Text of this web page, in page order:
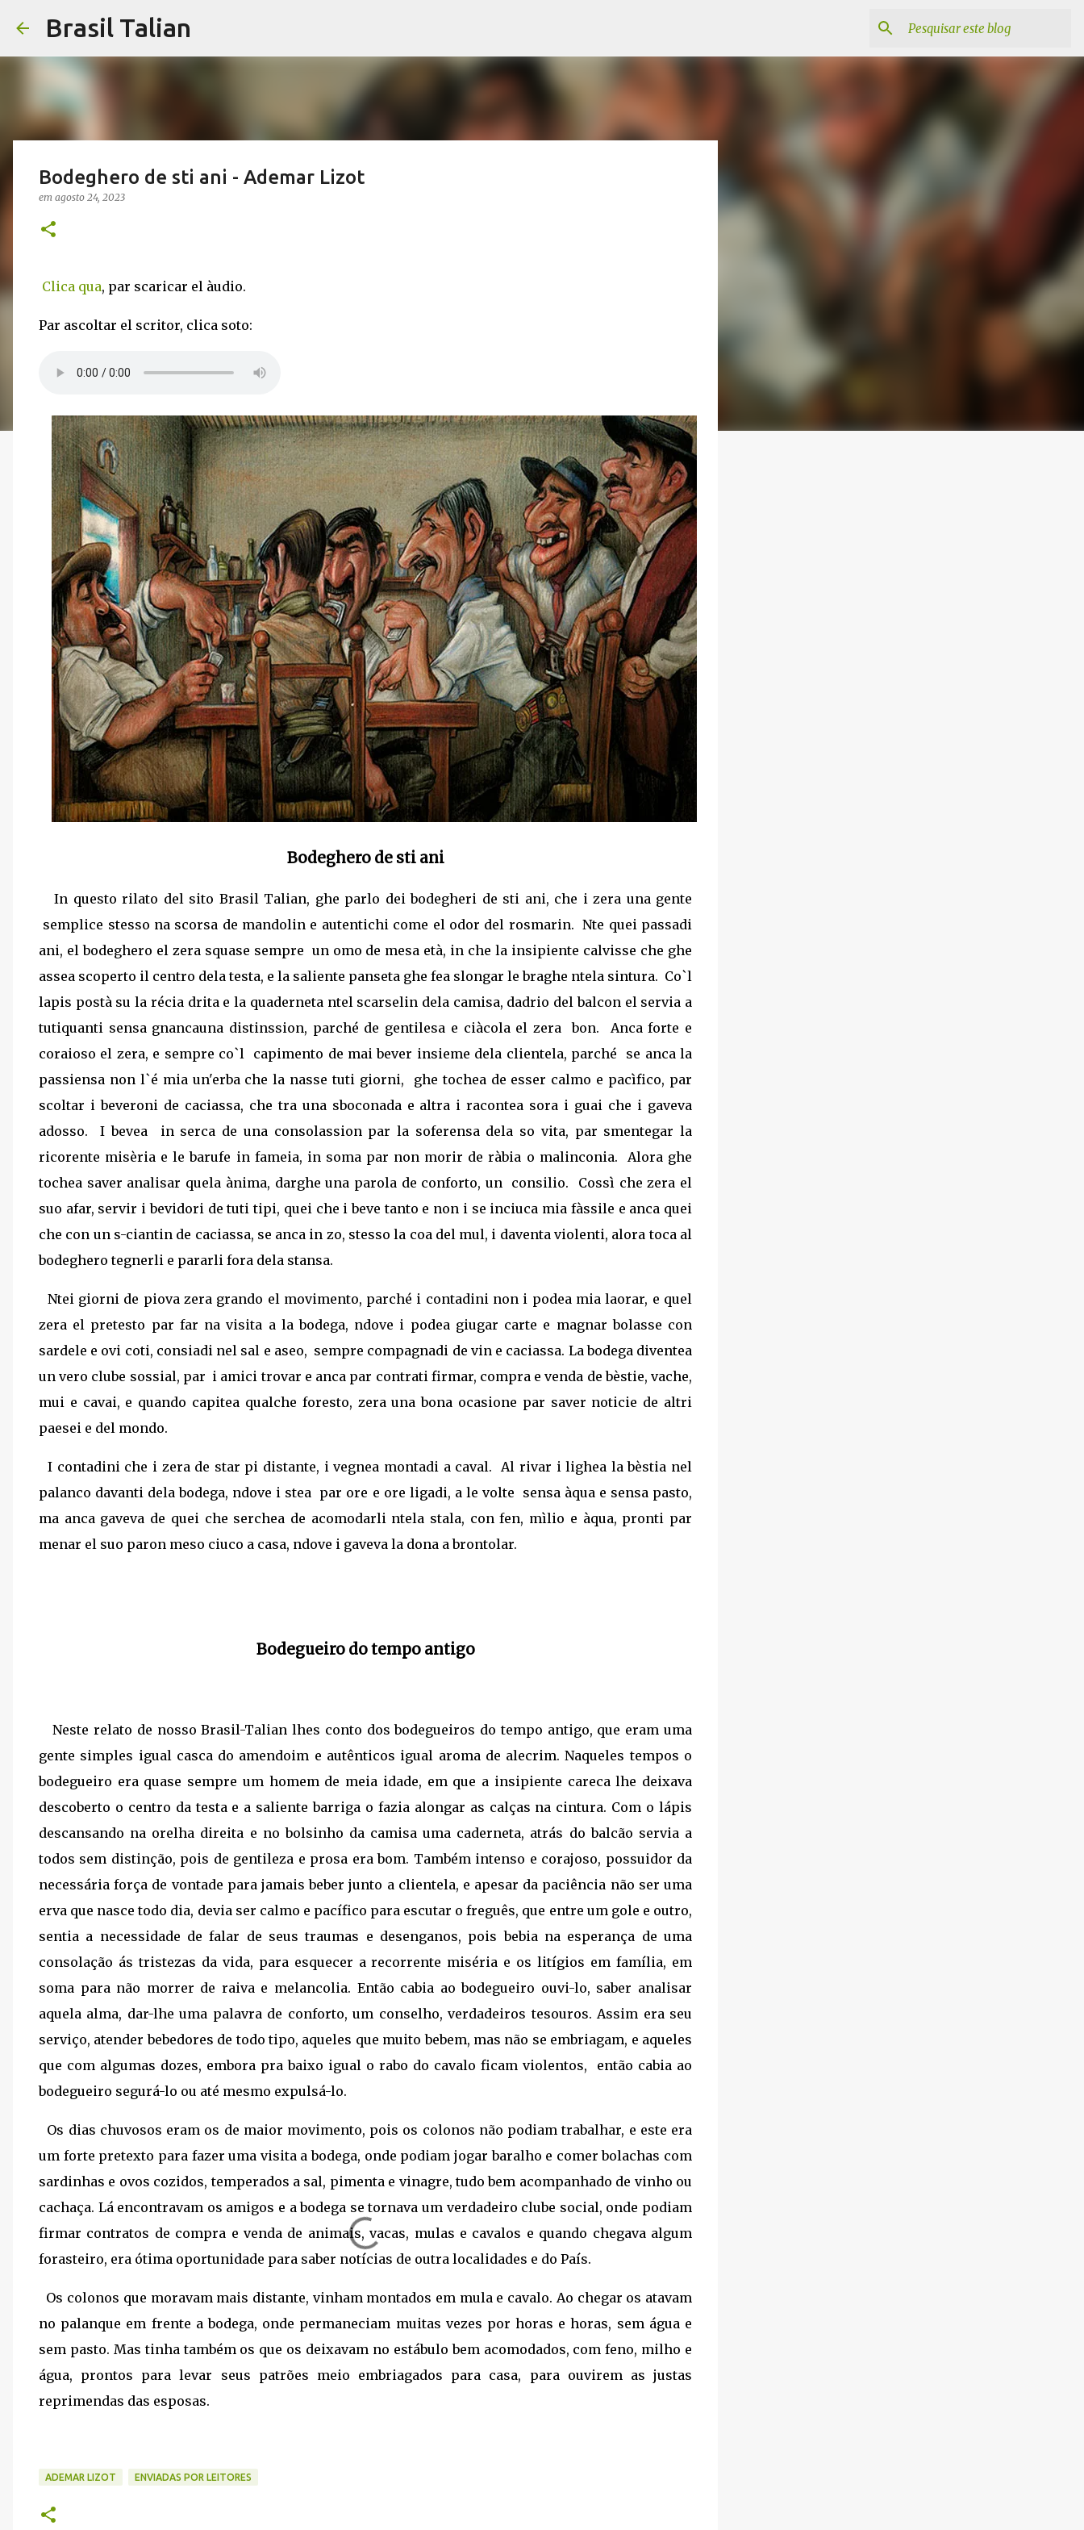
Brasil Talian
Bodeghero de sti ani - Ademar Lizot
em agosto 24, 2023
Clica qua, par scaricar el àudio.
Par ascoltar el scritor, clica soto:
Bodeghero de sti ani
In questo rilato del sito Brasil Talian, ghe parlo dei bodegheri de sti ani, che i zera una gente
semplice stesso na scorsa de mandolin e autentichi come el odor del rosmarin. Nte quei passadi
ani, el bodeghero el zera squase sempre un omo de mesa età, in che la insipiente calvisse che ghe
assea scoperto il centro dela testa, e la saliente panseta ghe fea slongar le braghe ntela sintura. Co`l
lapis postà su la récia drita e la quaderneta ntel scarselin dela camisa, dadrio del balcon el servia a
tutiquanti sensa gnancauna distinssion, parché de gentilesa e ciàcola el zera
bon.
Anca forte e
coraioso el zera, e sempre co`l capimento de mai bever insieme dela clientela, parché
se anca la
passiensa non l`é mia un'erba che la nasse tuti giorni,
ghe tochea de esser calmo e pacìfico, par
scoltar i beveroni de caciassa, che tra una sboconada e altra i racontea sora i guai che i gaveva
adosso.
I bevea
in serca de una consolassion par la soferensa dela so vita, par smentegar la
ricorente misèria e le barufe in fameia, in soma par non morir de ràbia o malinconia.
Alora ghe
tochea saver analisar quela ànima, darghe una parola de conforto, un consilio.
Cossì che zera el
suo afar, servir i bevidori de tuti tipi, quei che i beve tanto e non i se inciuca mia fàssile e anca quei
che con un s-ciantin de caciassa, se anca in zo, stesso la coa del mul, i daventa violenti, alora toca al
bodeghero tegnerli e pararli fora dela stansa.
Ntei giorni de piova zera grando el movimento, parché i contadini non i podea mia laorar, e quel
zera el pretesto par far na visita a la bodega, ndove i podea giugar carte e magnar bolasse con
sardele e ovi coti, consiadi nel sal e aseo, sempre compagnadi de vin e caciassa. La bodega diventea
un vero clube sossial, par i amici trovar e anca par contrati firmar, compra e venda de bèstie, vache,
mui e cavai, e quando capitea qualche foresto, zera una bona ocasione par saver noticie de altri
paesei e del mondo.
I contadini che i zera de star pi distante, i vegnea montadi a caval.
Al rivar i lighea la bèstia nel
palanco davanti dela bodega, ndove i stea par ore e ore ligadi, a le volte sensa àqua e sensa pasto,
ma anca gaveva de quei che serchea de acomodarli ntela stala, con fen, mìlio e àqua, pronti par
menar el suo paron meso ciuco a casa, ndove i gaveva la dona a brontolar.
Bodegueiro do tempo antigo
Neste relato de nosso Brasil-Talian lhes conto dos bodegueiros do tempo antigo, que eram uma
gente simples igual casca do amendoim e autênticos igual aroma de alecrim. Naqueles tempos o
bodegueiro era quase sempre um homem de meia idade, em que a insipiente careca lhe deixava
descoberto o centro da testa e a saliente barriga o fazia alongar as calças na cintura. Com o lápis
descansando na orelha direita e no bolsinho da camisa uma caderneta, atrás do balcão servia a
todos sem distinção, pois de gentileza e prosa era bom. Também intenso e corajoso, possuidor da
necessária força de vontade para jamais beber junto a clientela, e apesar da paciência não ser uma
erva que nasce todo dia, devia ser calmo e pacífico para escutar o freguês, que entre um gole e outro,
sentia a necessidade de falar de seus traumas e desenganos, pois bebia na esperança de uma
consolação ás tristezas da vida, para esquecer a recorrente miséria e os litígios em família, em
soma para não morrer de raiva e melancolia. Então cabia ao bodegueiro ouvi-lo, saber analisar
aquela alma, dar-lhe uma palavra de conforto, um conselho, verdadeiros tesouros. Assim era seu
serviço, atender bebedores de todo tipo, aqueles que muito bebem, mas não se embriagam, e aqueles
que com algumas dozes, embora pra baixo igual o rabo do cavalo ficam violentos,
então cabia ao
bodegueiro segurá-lo ou até mesmo expulsá-lo.
Os dias chuvosos eram os de maior movimento, pois os colonos não podiam trabalhar, e este era
um forte pretexto para fazer uma visita a bodega, onde podiam jogar baralho e comer bolachas com
sardinhas e ovos cozidos, temperados a sal, pimenta e vinagre, tudo bem acompanhado de vinho ou
cachaça. Lá encontravam os amigos e a bodega se tornava um verdadeiro clube social, onde podiam
firmar contratos de compra e venda de animais, vacas, mulas e cavalos e quando chegava algum
forasteiro, era ótima oportunidade para saber notícias de outra localidades e do País.
Os colonos que moravam mais distante, vinham montados em mula e cavalo. Ao chegar os atavam
no palanque em frente a bodega, onde permaneciam muitas vezes por horas e horas, sem água e
sem pasto. Mas tinha também os que os deixavam no estábulo bem acomodados, com feno, milho e
água, prontos para levar seus patrões meio embriagados para casa, para ouvirem as justas
reprimendas das esposas.
ADEMAR LIZOT ENVIADAS POR LEITORES